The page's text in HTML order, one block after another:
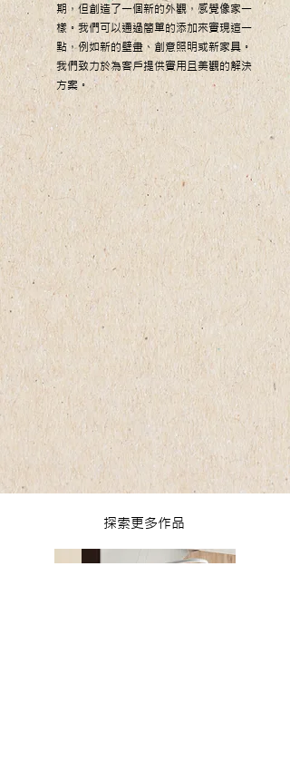
期，但創造了一個新的外觀，感覺像家一
樣。我們可以通過簡單的添加來實現這一
點，例如新的壁畫、創意照明或新家具。
我們致力於為客戶提供實用且美觀的解決
方案。
探索更多作品